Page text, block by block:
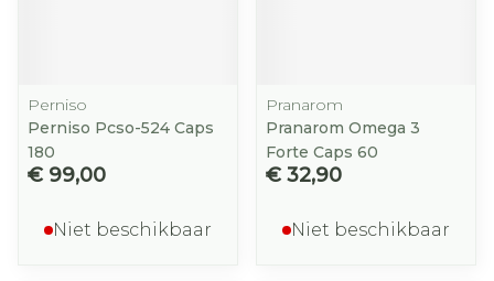
Perniso
Perniso Pcso-524 Caps
180
€ 99,00
Niet beschikbaar
Pranarom
Pranarom Omega 3
Forte Caps 60
€ 32,90
Niet beschikbaar